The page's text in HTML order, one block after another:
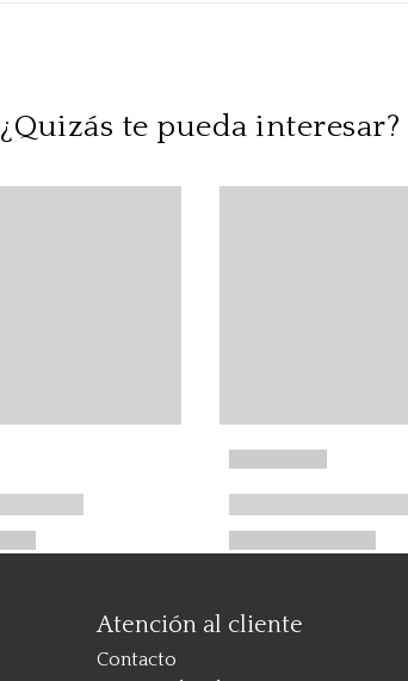
¿Quizás te pueda interesar?
Atención al cliente
Contacto